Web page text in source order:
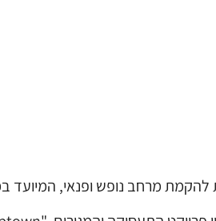
מרחב נופש ופנאי, המיועד